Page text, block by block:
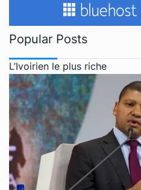
Popular Posts
L’Ivoirien le plus riche